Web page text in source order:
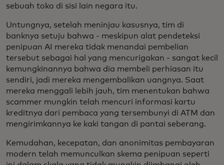
sebuah toko di sisi lain negara itu.
Untungnya, setelah meninjau kasusnya, tim di
banknya setuju bahwa - meskipun alat pendeteksi
penipuan AI mereka tidak menandai pembelian
tersebut sebagai hal yang mencurigakan - sangat kecil
kemungkinannya bahwa dia membeli perhiasan itu
sendiri, jadi mereka mengembalikan uangnya. Saat
mereka menggali lebih jauh, tim menentukan bahwa
scammer mungkin telah mencuri informasi kartu
kreditnya dari pembaca yang tersembunyi di ATM dan
mengirimkannya ke kaki tangan di pantai seberang.
Kemudahan, kecepatan, dan anonimitas pembayaran
modern telah memunculkan skema penipuan seperti